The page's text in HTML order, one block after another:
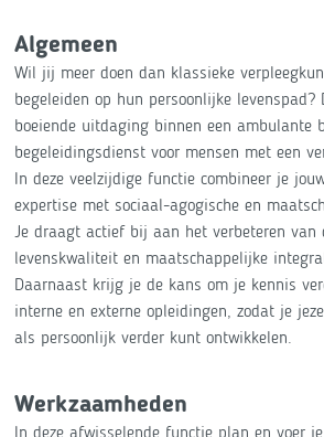
Algemeen
Wil jij meer doen dan klassieke
begeleiden op hun persoonlijke levenspad?
boeiende uitdaging binnen een ambulante
begeleidingsdienst voor mensen met een
In deze veelzijdige functie combineer je
expertise met sociaal-agogische en
Je draagt actief bij aan het verbeteren van
levenskwaliteit en maatschappelijke
Daarnaast krijg je de kans om je kennis
interne en externe opleidingen, zodat je
als persoonlijk verder kunt ontwikkelen.
Werkzaamheden
In deze afwisselende functie plan en voer